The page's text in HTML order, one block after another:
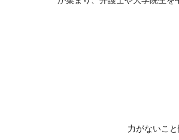
力がないこ